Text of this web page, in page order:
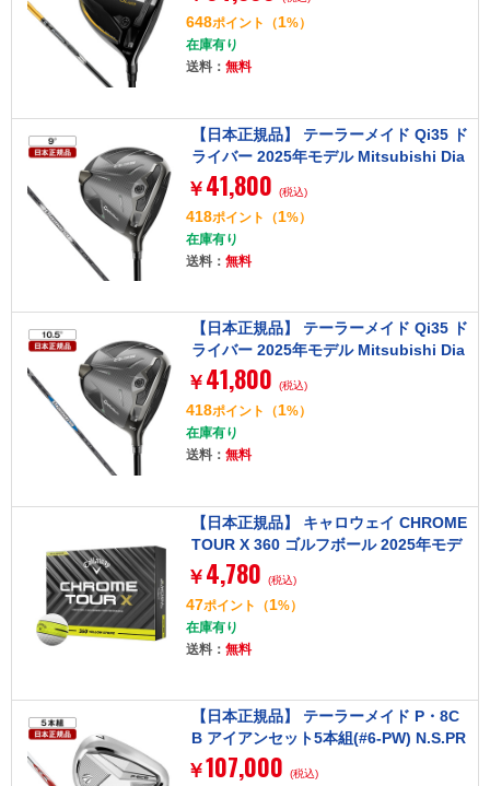
ト 13.5 S
648ポイント （1%）
在庫有り
送料： 無料
【日本正規品】 テーラーメイド Qi35 ド
ライバー 2025年モデル Mitsubishi Dia
mana Silver TM55-Sフレックス 9.0°
￥ 41,800 (税込)
418ポイント （1%）
在庫有り
送料： 無料
【日本正規品】 テーラーメイド Qi35 ド
ライバー 2025年モデル Mitsubishi Dia
mana Blue TM50-Rフレックス 10.5°
￥ 41,800 (税込)
418ポイント （1%）
在庫有り
送料： 無料
【日本正規品】 キャロウェイ CHROME
TOUR X 360 ゴルフボール 2025年モデ
ル イエローストライプ 1ダース(12個入
り)
￥ 4,780 (税込)
47ポイント （1%）
在庫有り
送料： 無料
【日本正規品】 テーラーメイド P・8C
B アイアンセット5本組(#6-PW) N.S.PR
O MODUS3 TOUR 105 (S)
￥107,000 (税込)